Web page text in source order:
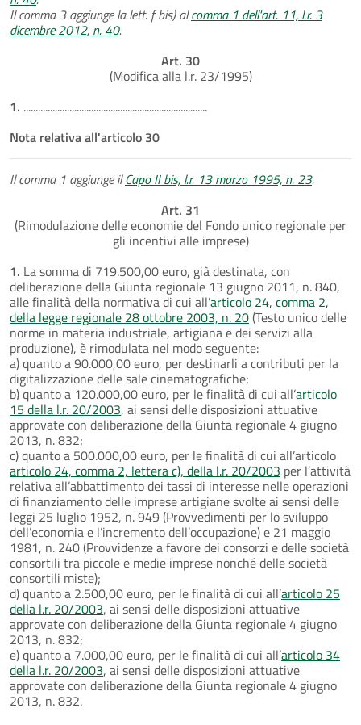
Il comma 3 aggiunge la lett. f bis) alcomma 1 dell'art. 11, l.r. 3
dicembre 2012, n. 40.
Art. 30
(Modifica alla l.r. 23/1995)
1. ............................................................................
Nota relativa all'articolo 30
Il comma 1 aggiunge ilCapo II bis, l.r. 13 marzo 1995, n. 23.
Art. 31
(Rimodulazione delle economie del Fondo unico regionale per
gli incentivi alle imprese)
1. La somma di 719.500,00 euro, già destinata, con
deliberazione della Giunta regionale 13 giugno 2011, n. 840,
alle finalità della normativa di cui all’articolo 24, comma 2,
della legge regionale 28 ottobre 2003, n. 20(Testo unico delle
norme in materia industriale, artigiana e dei servizi alla
produzione), è rimodulata nel modo seguente:
a) quanto a 90.000,00 euro, per destinarli a contributi per la
digitalizzazione delle sale cinematografiche;
b) quanto a 120.000,00 euro, per le finalità di cui all’articolo
15 della l.r. 20/2003, ai sensi delle disposizioni attuative
approvate con deliberazione della Giunta regionale 4 giugno
2013, n. 832;
c) quanto a 500.000,00 euro, per le finalità di cui all’articolo
articolo 24, comma 2, lettera c), della l.r. 20/2003 per l’attività
relativa all’abbattimento dei tassi di interesse nelle operazioni
di finanziamento delle imprese artigiane svolte ai sensi delle
leggi 25 luglio 1952, n. 949 (Provvedimenti per lo sviluppo
dell’economia e l’incremento dell’occupazione) e 21 maggio
1981, n. 240 (Provvidenze a favore dei consorzi e delle società
consortili tra piccole e medie imprese nonché delle società
consortili miste);
d) quanto a 2.500,00 euro, per le finalità di cui all’articolo 25
della l.r. 20/2003, ai sensi delle disposizioni attuative
approvate con deliberazione della Giunta regionale 4 giugno
2013, n. 832;
e) quanto a 7.000,00 euro, per le finalità di cui all’articolo 34
della l.r. 20/2003, ai sensi delle disposizioni attuative
approvate con deliberazione della Giunta regionale 4 giugno
2013, n. 832.